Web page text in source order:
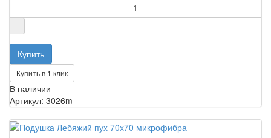
Купить в 1 клик
В наличии
Артикул: 3026m